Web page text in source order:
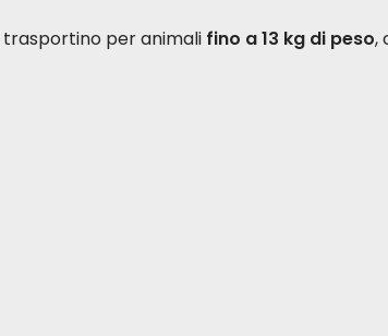
trasportino per animali fino a 13 kg di peso,